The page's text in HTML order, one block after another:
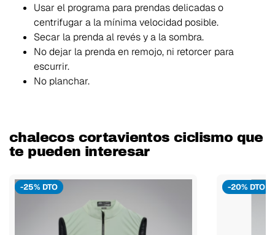
Usar el programa para prendas delicadas o
centrifugar a la mínima velocidad posible.
Secar la prenda al revés y a la sombra.
No dejar la prenda en remojo, ni retorcer para
escurrir.
No planchar.
chalecos cortavientos ciclismo que
te pueden interesar
-25% DTO -20% DTO